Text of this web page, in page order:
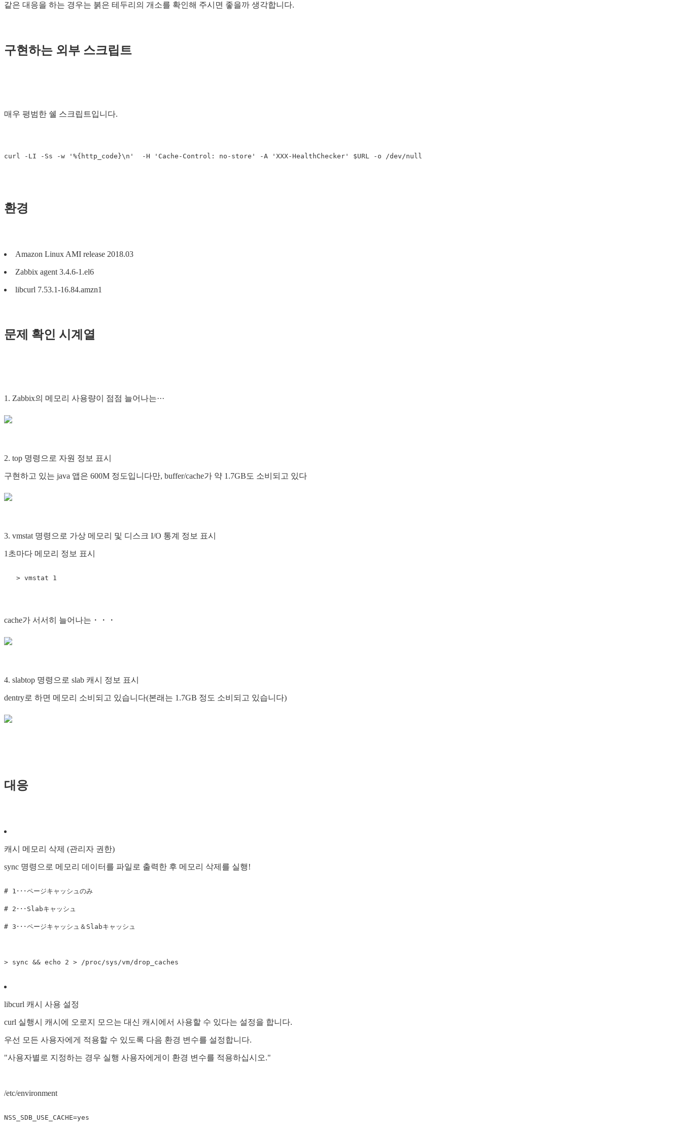
같은 대응을 하는 경우는 붉은 테두리의 개소를 확인해 주시면 좋을까 생각합니다.
구현하는 외부 스크립트
매우 평범한 쉘 스크립트입니다.
curl -LI -Ss -w '%{http_code}\n' -H 'Cache-Control: no-store' -A 'XXX-HealthChecker' $URL -o
환경
Amazon Linux AMI release 2018.03
Zabbix agent 3.4.6-1.el6
libcurl 7.53.1-16.84.amzn1
문제 확인 시계열
1. Zabbix의 메모리 사용량이 점점 늘어나는···
2. top 명령으로 자원 정보 표시
구현하고 있는 java 앱은 600M 정도입니다만, buffer/cache가 약 1.7GB도 소비되고 있다
3. vmstat 명령으로 가상 메모리 및 디스크 I/O 통계 정보 표시
1초마다 메모리 정보 표시
>
cache가 서서히 늘어나는・・・
4. slabtop 명령으로 slab 캐시 정보 표시
dentry로 하면 메모리 소비되고 있습니다(본래는 1.7GB 정도 소비되고 있습니다)
대응
캐시 메모리 삭제 (관리자 권한)
sync 명령으로 메모리 데이터를 파일로 출력한 후 메모리 삭제를 실행!
# 1･･･ページキャッシュのみ
# 2･･･Slabキャッシュ
# 3･･･ページキャッシュ＆Slabキャッシュ
libcurl 캐시 사용 설정
curl 실행시 캐시에 오로지 모으는 대신 캐시에서 사용할 수 있다는 설정을 합니다.
우선 모든 사용자에게 적용할 수 있도록 다음 환경 변수를 설정합니다.
"사용자별로 지정하는 경우 실행 사용자에게이 환경 변수를 적용하십시오."
/etc/environment
NSS_SDB_USE_CACHE=yes